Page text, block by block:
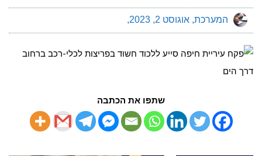
המערכת אוגוסט 2, 2023
שתפו את הכתבה